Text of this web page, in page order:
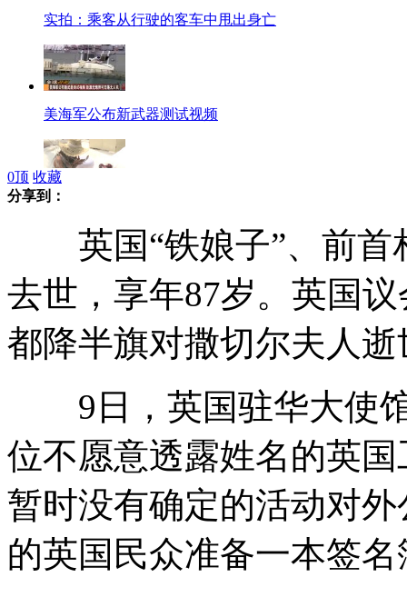
实拍：乘客从行驶的客车中甩出身亡
美海军公布新武器测试视频
美女“气泡酒店”生活供参观
民工坠亡 包工头率假亲友索赔被拘
南京城管要求全市清理散养家禽家畜
日本强风暴雨致四人死亡数十人受伤
0顶 收藏
分享到：
英国“铁娘子”、前首
去世，享年87岁。英国
都降半旗对撒切尔夫人
9日，英国驻华大使馆
位不愿意透露姓名的英
暂时没有确定的活动对
的英国民众准备一本签名